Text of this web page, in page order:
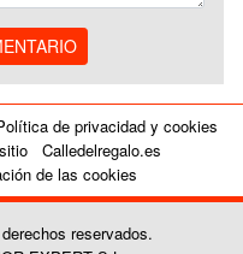
de privacidad y cookies
Calledelregalo.es
de las cookies
reservados.